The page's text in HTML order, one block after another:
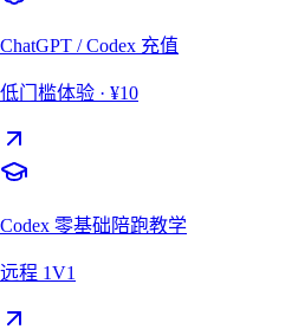
ChatGPT / Codex 充值
低门槛体验 · ¥10
Codex 零基础陪跑教学
远程 1V1